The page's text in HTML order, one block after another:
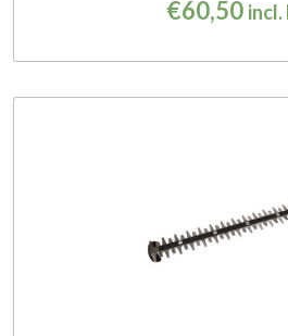
€60,50